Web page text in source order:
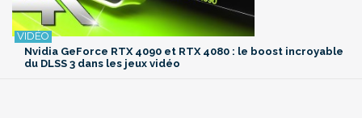
Nvidia GeForce RTX 4090 et RTX 4080 : le boost incroyable
du DLSS 3 dans les jeux vidéo